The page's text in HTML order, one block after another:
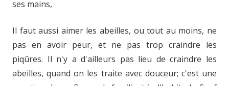
ses mains,
Il faut aussi aimer les abeilles, ou tout au moins, ne
pas en avoir peur, et ne pas trop craindre les
piqûres. Il n'y a d'ailleurs pas lieu de craindre les
abeilles, quand on les traite avec douceur; c'est une